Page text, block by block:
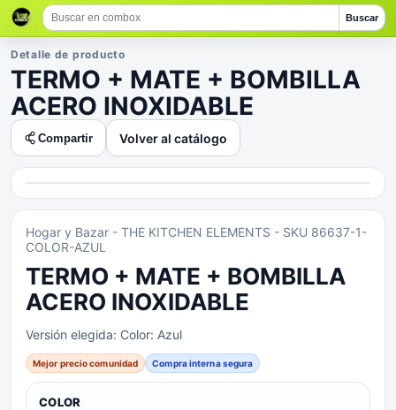
Buscar
Detalle de producto
TERMO + MATE + BOMBILLA
ACERO INOXIDABLE
Compartir Volver al catálogo
Hogar y Bazar - THE KITCHEN ELEMENTS - SKU 86637-1-
COLOR-AZUL
TERMO + MATE + BOMBILLA
ACERO INOXIDABLE
Versión elegida: Color: Azul
Mejor precio comunidad Compra interna segura
COLOR